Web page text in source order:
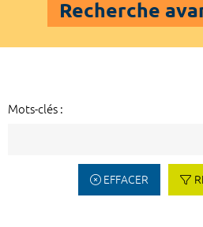
Recherche
Mots-clés :
EFFACER